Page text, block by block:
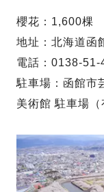
櫻花：1,600棵
地址：北海道函
電話：0138-51-
駐車場：函館市
美術館 駐車場（